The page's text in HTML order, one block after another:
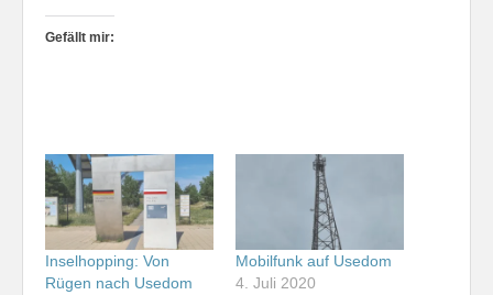
Gefällt mir:
Inselhopping: Von
Rügen nach Usedom
Mobilfunk auf Usedom
4. Juli 2020